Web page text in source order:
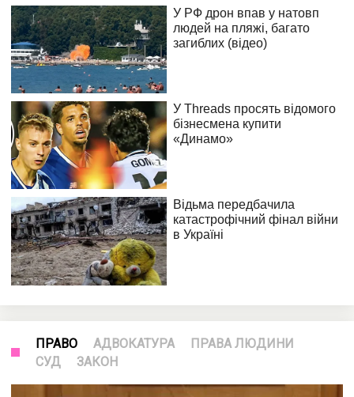
ПРАВО АДВОКАТУРА
ПРАВА ЛЮДИНИ
СУД
ЗАКОН